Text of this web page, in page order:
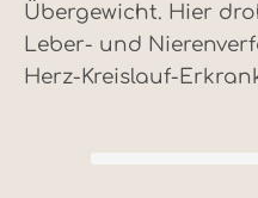
Übergewicht. Hier
Leber- und
Herz-Kreislauf-